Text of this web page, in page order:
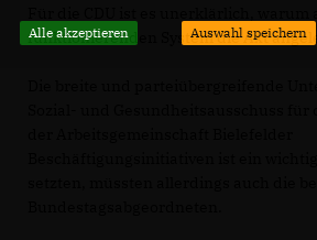
funktionierenden System die Axt
Alle akzeptieren Auswahl speichern